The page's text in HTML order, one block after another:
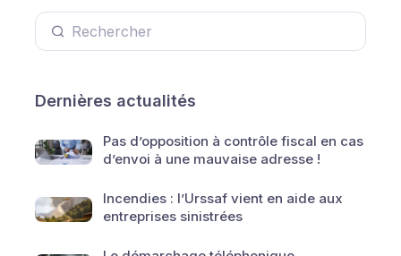
Dernières actualités
Pas d’opposition à contrôle fiscal en cas
d’envoi à une mauvaise adresse !
Incendies : l’Urssaf vient en aide aux
entreprises sinistrées